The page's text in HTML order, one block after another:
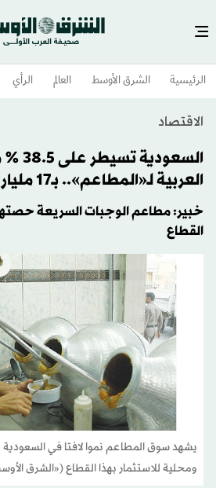
الرئيسية الشرق الأوسط​ العالم الرأي
الاقتصاد
العربية لـ«المطاعم».. بـ17 مليار دولار
القطاع
يشهد سوق المطاعم نموا لافتا في
ومحلية للاستثمار بهذا القطاع («الشرق